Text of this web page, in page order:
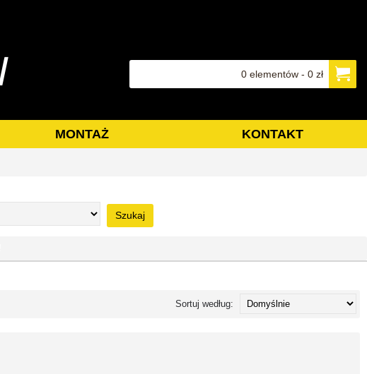
0 elementów - 0 zł
MONTAŻ KONTAKT
Szukaj
Sortuj według: